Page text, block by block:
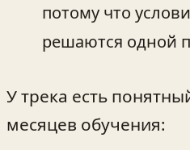
потому что
решаются одной
У трека есть
месяцев обучения: